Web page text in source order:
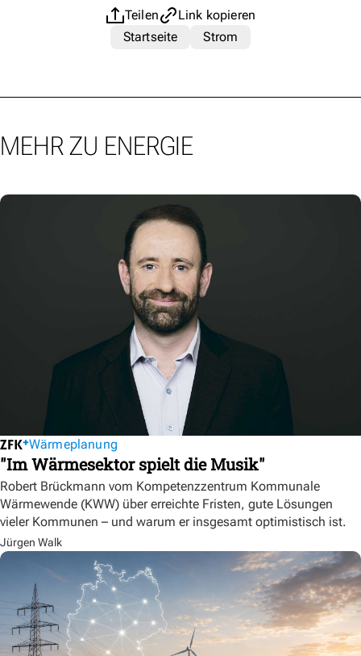
Teilen
Link kopieren
Startseite
Strom
MEHR ZU ENERGIE
Wärmeplanung
"Im Wärmesektor spielt die Musik"
Robert Brückmann vom Kompetenzzentrum Kommunale
Wärmewende (KWW) über erreichte Fristen, gute Lösungen
vieler Kommunen – und warum er insgesamt optimistisch ist.
Jürgen Walk